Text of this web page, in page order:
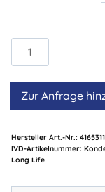
Kondensator
für
Ducati
Mono
Life
Menge
Zur Anfrage
Hersteller Art.-Nr.:
Artikelnummer:
Long Life